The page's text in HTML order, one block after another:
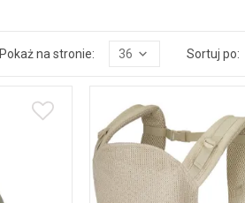
Pokaż na stronie: 36 Sortuj po: